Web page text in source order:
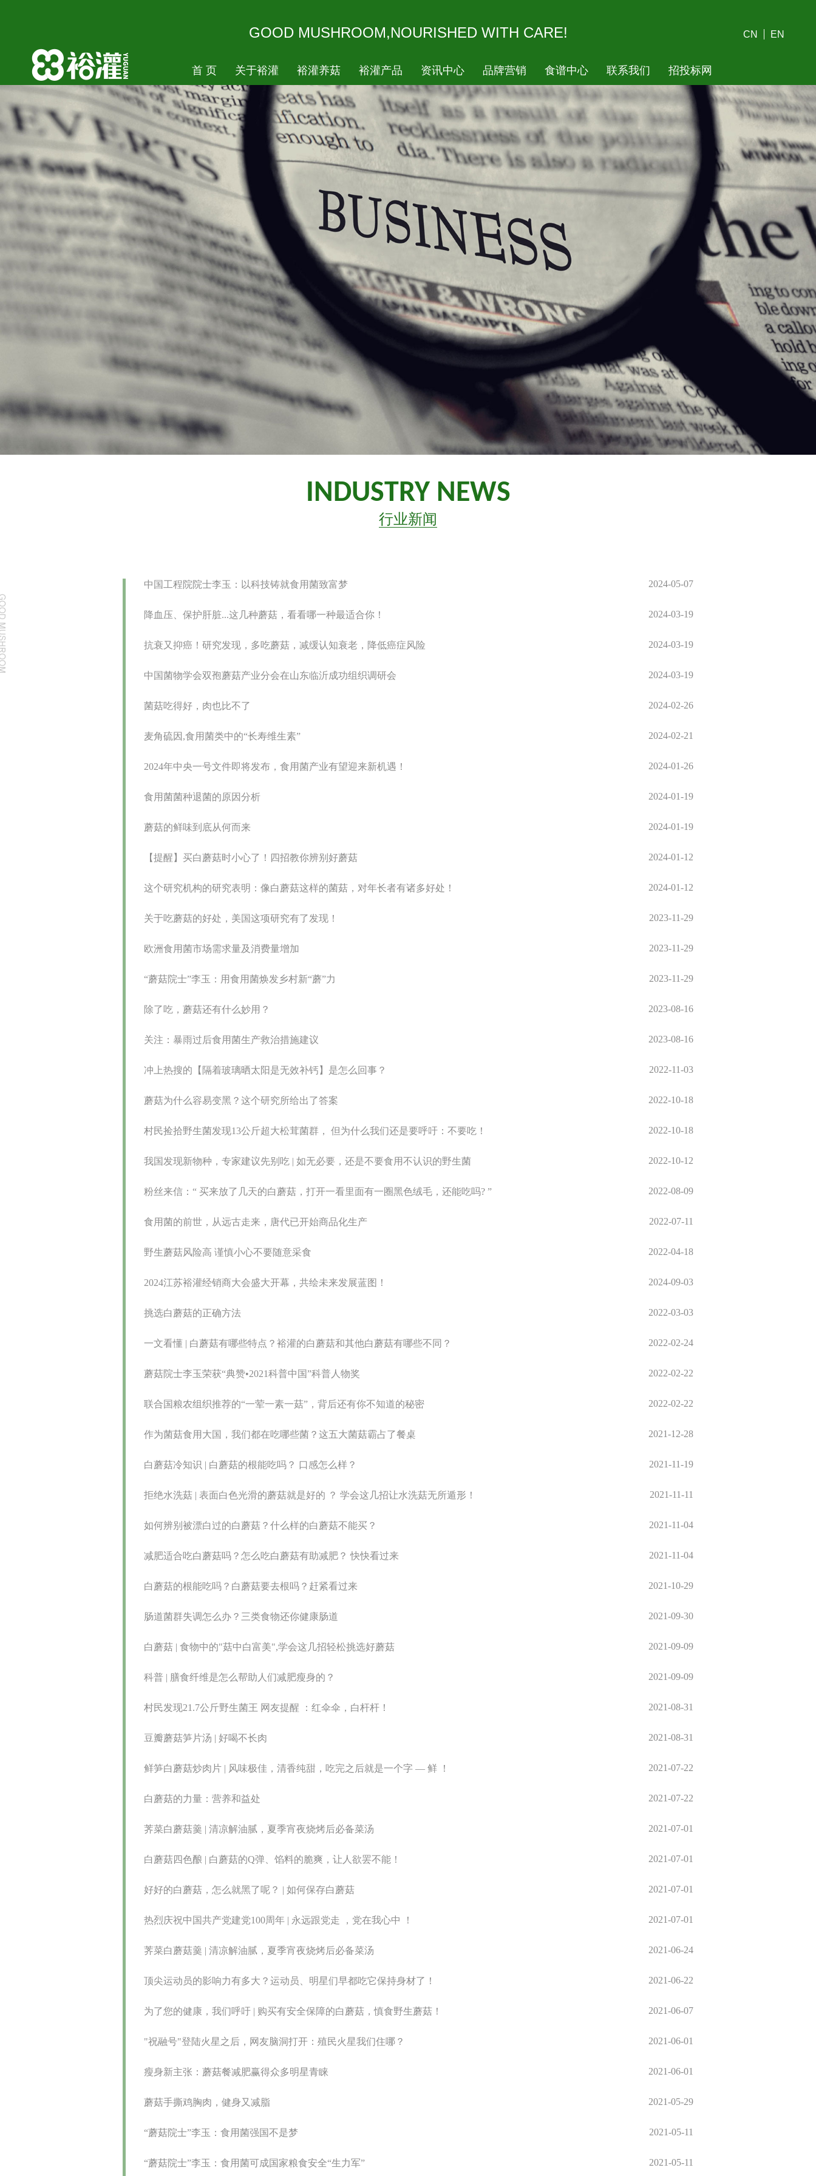
GOOD MUSHROOM,NOURISHED WITH CARE! CN EN
首 页 关于裕灌 裕灌养菇 裕灌产品 资讯中心 品牌营销 食谱中心 联系我们 招投标网
INDUSTRY NEWS
行业新闻
中国工程院院士李玉：以科技铸就食用菌致富梦 2024-05-07
降血压、保护肝脏...这几种蘑菇，看看哪一种最适合你！ 2024-03-19
抗衰又抑癌！研究发现，多吃蘑菇，减缓认知衰老，降低癌症风险 2024-03-19
中国菌物学会双孢蘑菇产业分会在山东临沂成功组织调研会 2024-03-19
菌菇吃得好，肉也比不了 2024-02-26
麦角硫因,食用菌类中的“长寿维生素” 2024-02-21
2024年中央一号文件即将发布，食用菌产业有望迎来新机遇！ 2024-01-26
食用菌菌种退菌的原因分析 2024-01-19
蘑菇的鲜味到底从何而来 2024-01-19
【提醒】买白蘑菇时小心了！四招教你辨别好蘑菇 2024-01-12
这个研究机构的研究表明：像白蘑菇这样的菌菇，对年长者有诸多好处！ 2024-01-12
关于吃蘑菇的好处，美国这项研究有了发现！ 2023-11-29
欧洲食用菌市场需求量及消费量增加 2023-11-29
“蘑菇院士”李玉：用食用菌焕发乡村新“蘑”力 2023-11-29
除了吃，蘑菇还有什么妙用？ 2023-08-16
关注：暴雨过后食用菌生产救治措施建议 2023-08-16
冲上热搜的【隔着玻璃晒太阳是无效补钙】是怎么回事？ 2022-11-03
蘑菇为什么容易变黑？这个研究所给出了答案 2022-10-18
村民捡拾野生菌发现13公斤超大松茸菌群， 但为什么我们还是要呼吁：不要吃！ 2022-10-18
我国发现新物种，专家建议先别吃 | 如无必要，还是不要食用不认识的野生菌 2022-10-12
粉丝来信：“ 买来放了几天的白蘑菇，打开一看里面有一圈黑色绒毛，还能吃吗? ” 2022-08-09
食用菌的前世，从远古走来，唐代已开始商品化生产 2022-07-11
野生蘑菇风险高 谨慎小心不要随意采食 2022-04-18
2024江苏裕灌经销商大会盛大开幕，共绘未来发展蓝图！ 2024-09-03
挑选白蘑菇的正确方法 2022-03-03
一文看懂 | 白蘑菇有哪些特点？裕灌的白蘑菇和其他白蘑菇有哪些不同？ 2022-02-24
蘑菇院士李玉荣获“典赞•2021科普中国”科普人物奖 2022-02-22
联合国粮农组织推荐的“一荤一素一菇”，背后还有你不知道的秘密 2022-02-22
作为菌菇食用大国，我们都在吃哪些菌？这五大菌菇霸占了餐桌 2021-12-28
白蘑菇冷知识 | 白蘑菇的根能吃吗？ 口感怎么样？ 2021-11-19
拒绝水洗菇 | 表面白色光滑的蘑菇就是好的 ？ 学会这几招让水洗菇无所遁形！ 2021-11-11
如何辨别被漂白过的白蘑菇？什么样的白蘑菇不能买？ 2021-11-04
减肥适合吃白蘑菇吗？怎么吃白蘑菇有助减肥？ 快快看过来 2021-11-04
白蘑菇的根能吃吗？白蘑菇要去根吗？赶紧看过来 2021-10-29
肠道菌群失调怎么办？三类食物还你健康肠道 2021-09-30
白蘑菇 | 食物中的"菇中白富美",学会这几招轻松挑选好蘑菇 2021-09-09
科普 | 膳食纤维是怎么帮助人们减肥瘦身的？ 2021-09-09
村民发现21.7公斤野生菌王 网友提醒 ：红伞伞，白杆杆！ 2021-08-31
豆瓣蘑菇笋片汤 | 好喝不长肉 2021-08-31
鲜笋白蘑菇炒肉片 | 风味极佳，清香纯甜，吃完之后就是一个字 — 鲜 ！ 2021-07-22
白蘑菇的力量：营养和益处 2021-07-22
荠菜白蘑菇羹 | 清凉解油腻，夏季宵夜烧烤后必备菜汤 2021-07-01
白蘑菇四色酿 | 白蘑菇的Q弹、馅料的脆爽，让人欲罢不能！ 2021-07-01
好好的白蘑菇，怎么就黑了呢？ | 如何保存白蘑菇 2021-07-01
热烈庆祝中国共产党建党100周年 | 永远跟党走 ，党在我心中 ！ 2021-07-01
荠菜白蘑菇羹 | 清凉解油腻，夏季宵夜烧烤后必备菜汤 2021-06-24
顶尖运动员的影响力有多大？运动员、明星们早都吃它保持身材了！ 2021-06-22
为了您的健康，我们呼吁 | 购买有安全保障的白蘑菇，慎食野生蘑菇！ 2021-06-07
"祝融号"登陆火星之后，网友脑洞打开：殖民火星我们住哪？ 2021-06-01
瘦身新主张：蘑菇餐减肥赢得众多明星青睐 2021-06-01
蘑菇手撕鸡胸肉，健身又减脂 2021-05-29
“蘑菇院士”李玉：食用菌强国不是梦 2021-05-11
“蘑菇院士”李玉：食用菌可成国家粮食安全“生力军” 2021-05-11